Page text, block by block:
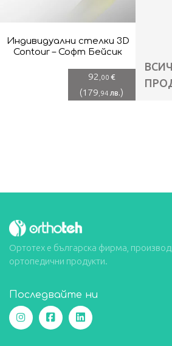
Индивидуални стелки 3D
Contour – Софт Бейсик
92 ,00 €
(179 ,94 лв.)
Ортотех е българска фирма,
ортопедични продукти.
Последвайте ни